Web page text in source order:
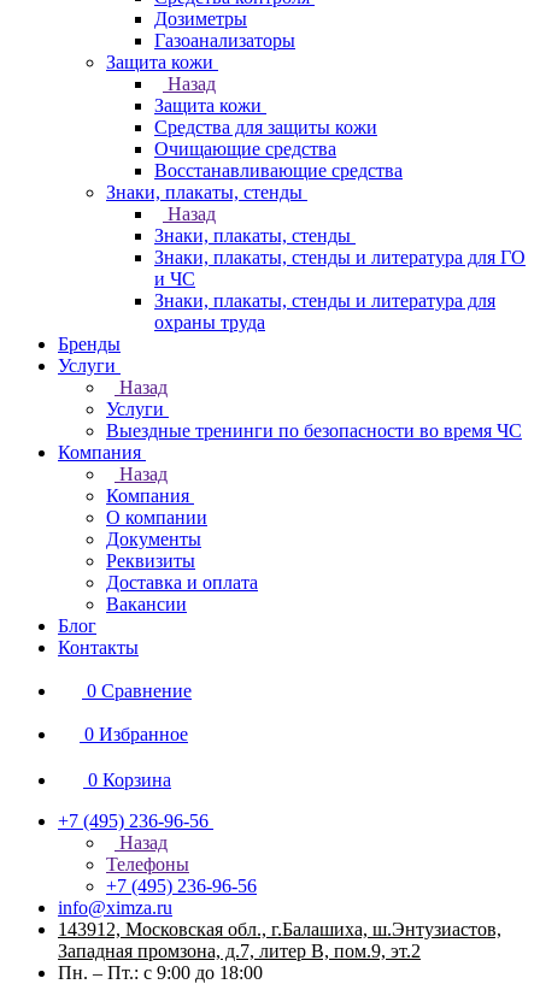
Дозиметры
Газоанализаторы
Защита кожи
Назад
Защита кожи
Средства для защиты кожи
Очищающие средства
Восстанавливающие средства
Знаки, плакаты, стенды
Назад
Знаки, плакаты, стенды
Знаки, плакаты, стенды и литература для ГО
и ЧС
Знаки, плакаты, стенды и литература для
охраны труда
Бренды
Услуги
Назад
Услуги
Выездные тренинги по безопасности во время ЧС
Компания
Назад
Компания
О компании
Документы
Реквизиты
Доставка и оплата
Вакансии
Блог
Контакты
0 Сравнение
0 Избранное
0 Корзина
+7 (495) 236-96-56
Назад
Телефоны
+7 (495) 236-96-56
info@ximza.ru
143912, Московская обл., г.Балашиха, ш.Энтузиастов,
Западная промзона, д.7, литер В, пом.9, эт.2
Пн. – Пт.: с 9:00 до 18:00